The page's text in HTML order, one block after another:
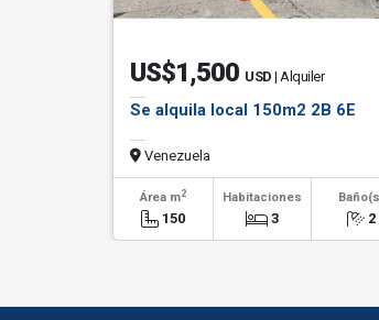
US$1,500 USD | Alquiler
Se alquila local 150m2 2B 6E
Venezuela
Área m2
150
Habitaciones
3 2